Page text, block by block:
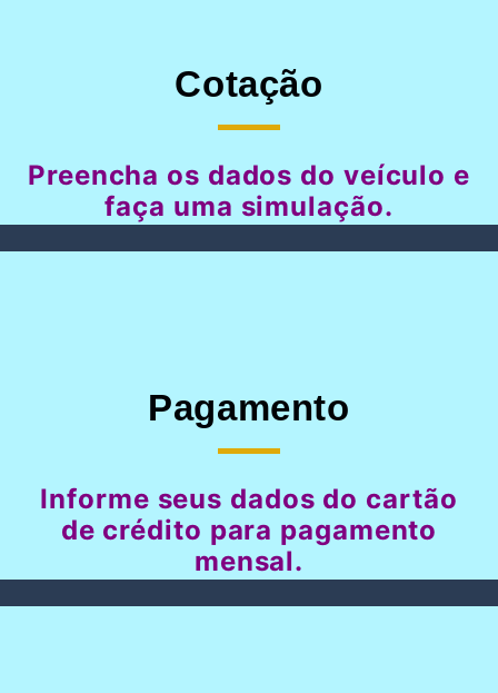
Cotação
Preencha os dados do veículo e
faça uma simulação.
Pagamento
Informe seus dados do cartão
de crédito para pagamento
mensal.